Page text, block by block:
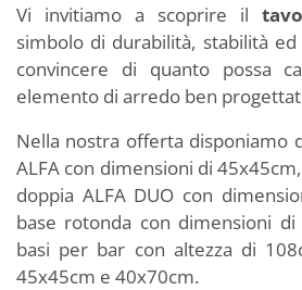
Vi invitiamo a scoprire il
simbolo di durabilità, stabilità ed
convincere di quanto possa
elemento di arredo ben
Nella nostra offerta disponiamo
ALFA con dimensioni di
doppia ALFA DUO con
base rotonda con dimensioni
basi per bar con altezza di
45x45cm e 40x70cm.